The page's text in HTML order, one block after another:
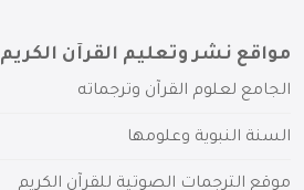
مواقع نشر وتعليم القرآن الكريم
الجامع لعلوم القرآن وترجماته
السنة النبوية وعلومها
موقع الترجمات الصوتية للقرآن الكريم